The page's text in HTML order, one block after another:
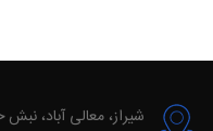
شیراز، معالی آباد، نبش